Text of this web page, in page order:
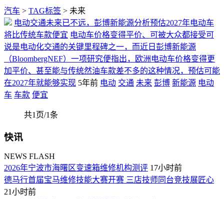
汽车 > TAG标签 > 未来
电动交通未来已不远，彭博新能源分析预估2027年电动车
将比传统车款便宜 电动车价格变得平价、可被大众都接受可
说是电动化交通的关键里程碑之一，而近日彭博新能源
（BloombergNEF）一项研究便指出，欧洲电动车价格变得更
加平价、甚至能与传统然油车款差不多的这种情况，预估可能
在2027年就能够实现 5年前 电动 交通 未来 彭博 新能源 电动
车 车款 便宜
共1页/1条
快讯
NEWS FLASH
2026年宁波市海曙区变速箱维修机构测评 17小时前
德马行首届宝马维修技能大赛开赛 三店技师同台竞技展匠心
21小时前